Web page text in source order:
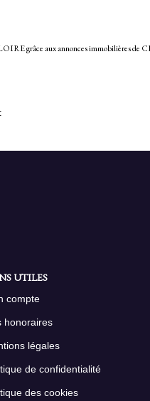
grâce aux annonces
UTILES
compte
honoraires
légales
de confidentialité
des cookies